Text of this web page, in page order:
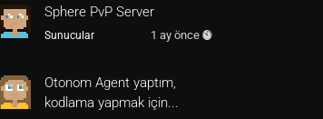
Sphere PvP Server
Sunucular 1 ay önce
Otonom Agent yaptım,
kodlama yapmak için...